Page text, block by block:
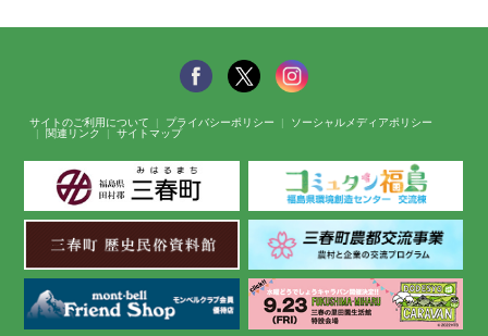
サイトのご利用について プライバシーポリシー
ソーシャルメディアポリシー
関連リンク
サイトマップ